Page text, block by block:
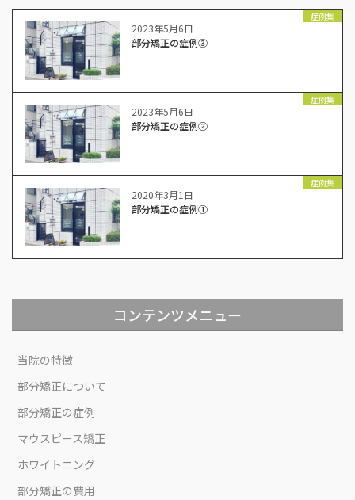
2023年5月6日
症例集
部分矯正の症例③
2023年5月6日
症例集
部分矯正の症例②
2020年3月1日
症例集
部分矯正の症例①
コンテンツメニュー
当院の特徴
部分矯正について
部分矯正の症例
マウスピース矯正
ホワイトニング
部分矯正の費用